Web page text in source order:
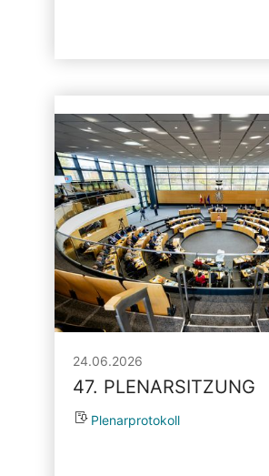
24.06.2026
47. PLENARSITZUNG
Plenarprotokoll